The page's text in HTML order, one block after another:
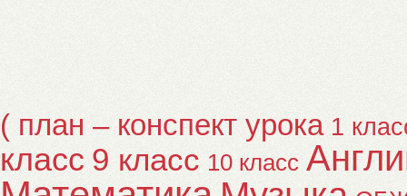
( план – конспект урока 1
класс 9 класс 10 класс